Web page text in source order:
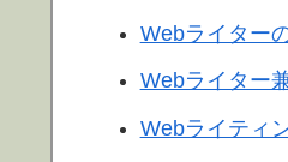
Webライター
Webライター
Webライティ